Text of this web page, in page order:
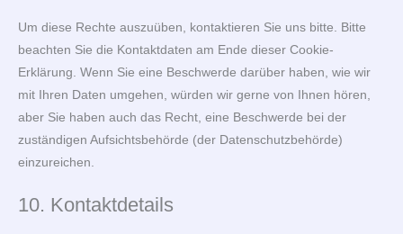
Um diese Rechte auszuüben, kontaktieren Sie uns bitte. Bitte
beachten Sie die Kontaktdaten am Ende dieser Cookie-
Erklärung. Wenn Sie eine Beschwerde darüber haben, wie wir
mit Ihren Daten umgehen, würden wir gerne von Ihnen hören,
aber Sie haben auch das Recht, eine Beschwerde bei der
zuständigen Aufsichtsbehörde (der Datenschutzbehörde)
einzureichen.
10. Kontaktdetails